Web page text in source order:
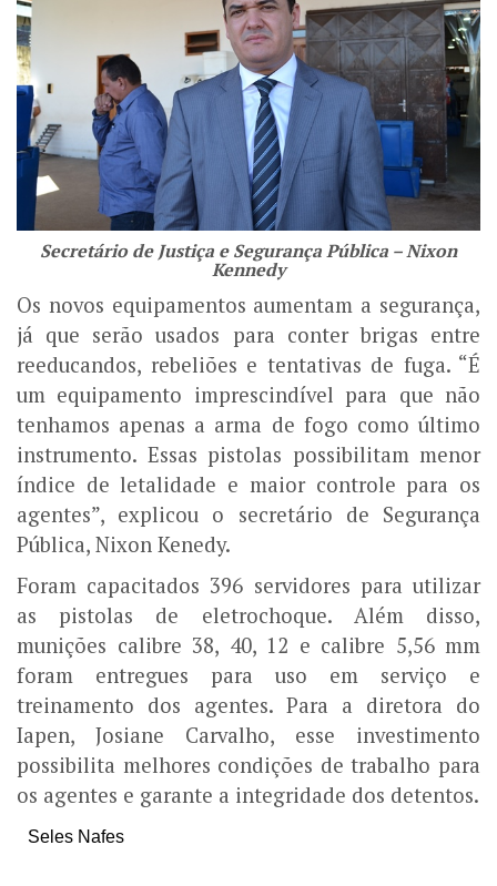
Secretário de Justiça e Segurança Pública – Nixon
Kennedy
Os novos equipamentos aumentam a segurança,
já que serão usados para conter brigas entre
reeducandos, rebeliões e tentativas de fuga. “É
um equipamento imprescindível para que não
tenhamos apenas a arma de fogo como último
instrumento. Essas pistolas possibilitam menor
índice de letalidade e maior controle para os
agentes”, explicou o secretário de Segurança
Pública, Nixon Kenedy.
Foram capacitados 396 servidores para utilizar
as pistolas de eletrochoque. Além disso,
munições calibre 38, 40, 12 e calibre 5,56 mm
foram entregues para uso em serviço e
treinamento dos agentes. Para a diretora do
Iapen, Josiane Carvalho, esse investimento
possibilita melhores condições de trabalho para
os agentes e garante a integridade dos detentos.
Seles Nafes